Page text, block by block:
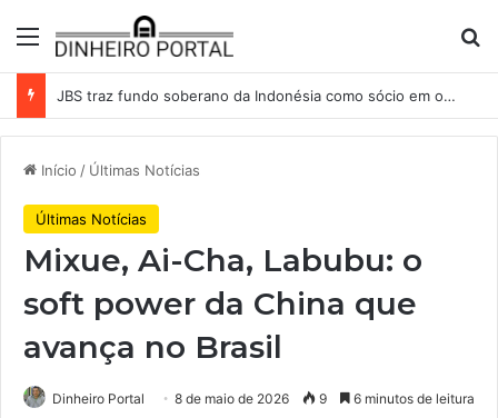
Menu
JBS traz fundo soberano da Indonésia como sócio em operação de US$ 2,5 bilhões
Início / Últimas Notícias
Últimas Notícias
Mixue, Ai-Cha, Labubu: o
soft power da China que
avança no Brasil
Dinheiro Portal 8 de maio de 2026 9 6 minutos de leitura